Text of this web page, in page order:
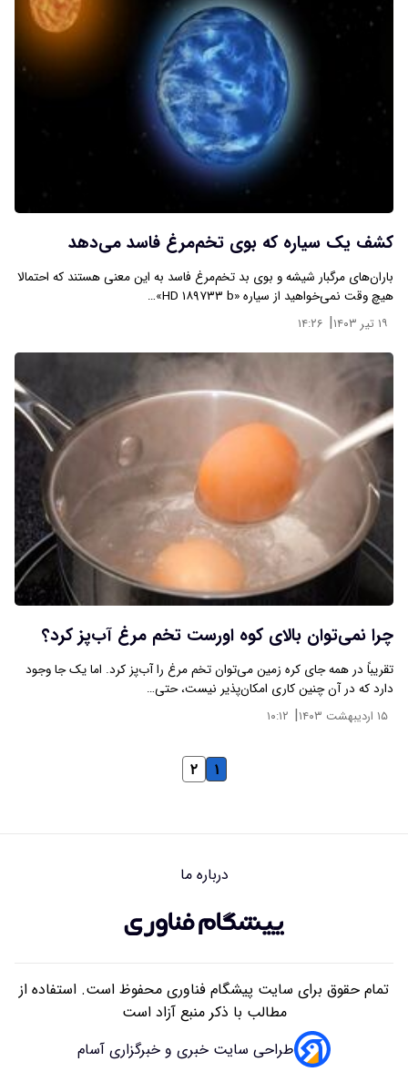
کشف یک سیاره که بوی تخم‌مرغ فاسد می‌دهد
باران‌های مرگبار شیشه و بوی بد تخم‌مرغ فاسد به این معنی هستند که احتمالا
هیچ وقت نمی‌خواهید از سیاره «HD ۱۸۹۷۳۳ b»…
۱۹ تیر ۱۴۰۳ | ۱۴:۲۶
چرا نمی‌توان بالای کوه اورست تخم مرغ آب‌پز کرد؟
تقریباً در همه جای کره زمین می‌توان تخم مرغ را آب‌پز کرد. اما یک جا وجود
دارد که در آن چنین کاری امکان‌پذیر نیست، حتی…
۱۵ اردیبهشت ۱۴۰۳ | ۱۰:۱۲
۱ ۲
درباره ما
تمام حقوق برای سایت پیشگام فناوری محفوظ است. استفاده از
مطالب با ذکر منبع آزاد است
طراحی سایت خبری و خبرگزاری آسام